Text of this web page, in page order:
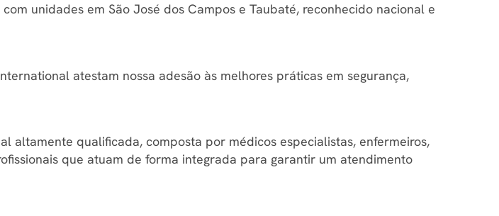
unidades em São José dos Campos e Taubaté, reconhecido nacional e
atestam nossa adesão às melhores práticas em segurança,
altamente qualificada, composta por médicos especialistas, enfermeiros,
que atuam de forma integrada para garantir um atendimento